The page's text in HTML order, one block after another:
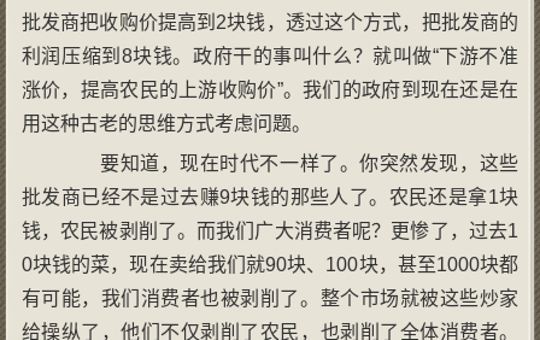
批发商把收购价提高到2块钱，透过这个方式，把批发商的
利润压缩到8块钱。政府干的事叫什么？就叫做“下游不准
涨价，提高农民的上游收购价”。我们的政府到现在还是在
用这种古老的思维方式考虑问题。
要知道，现在时代不一样了。你突然发现，这些
批发商已经不是过去赚9块钱的那些人了。农民还是拿1块
钱，农民被剥削了。而我们广大消费者呢？更惨了，过去1
0块钱的菜，现在卖给我们就90块、100块，甚至1000块都
有可能，我们消费者也被剥削了。整个市场就被这些炒家
给操纵了，他们不仅剥削了农民，也剥削了全体消费者。